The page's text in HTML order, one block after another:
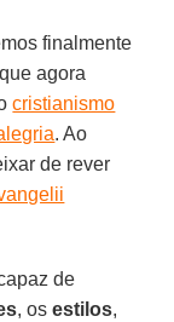
finalmente
agora
cristianismo
. Ao
de rever
de
, osestilos,